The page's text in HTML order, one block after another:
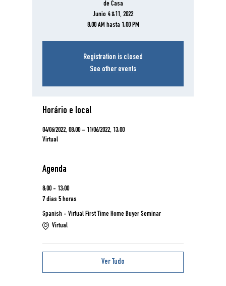
de Casa
Junio 4 &11, 2022
8:00 AM hasta 1:00 PM
Registration is closed
See other events
Horário e local
04/06/2022, 08:00 – 11/06/2022, 13:00
Virtual
Agenda
8:00 - 13:00
7 dias 5 horas
Spanish - Virtual First Time Home Buyer Seminar
Virtual
Ver Tudo